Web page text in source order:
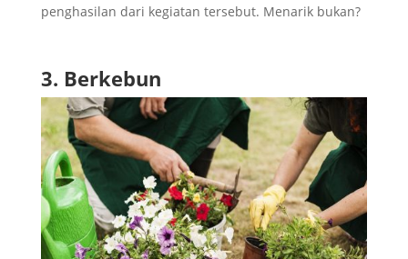
penghasilan dari kegiatan tersebut. Menarik bukan?
3. Berkebun